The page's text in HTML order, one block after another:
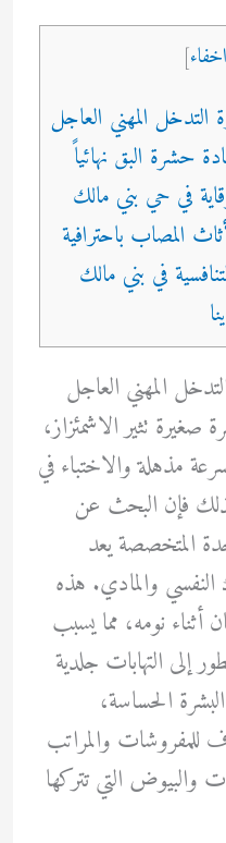
اخفاء]
المهني العاجل
تثير الاشمئزاز،
مذهلة والاختباء في
فإن البحث عن
المتخصصة يعد
النفسي والمادي. هذه
أثناء نومه، مما يسبب
إلى التهابات جلدية
الحساسة،
للمفروشات والمراتب
والبيوض التي تتركها